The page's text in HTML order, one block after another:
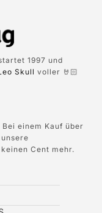
1997 und
Skull voller 🤘🏻
einem Kauf über
Cent mehr.